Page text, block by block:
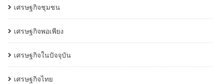
เศรษฐกิจชุมชน
เศรษฐกิจพอเพียง
เศรษฐกิจในปัจจุบัน
เศรษฐกิจไทย